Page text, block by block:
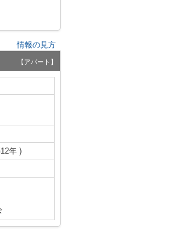
情報の見方
【アパート】
年 )